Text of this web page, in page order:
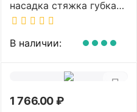
насадка стяжка губка
30 см телескопическая
рукоятка 70-110 см NV-
W3011
В наличии:
1 766.00₽